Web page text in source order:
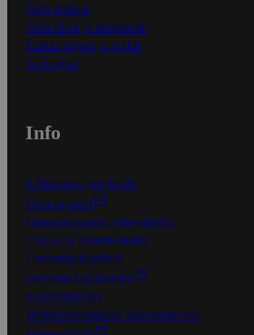
Näin maksat
Näin tilaat ja muokkaat
Kaikki ohjeet ja vinkit
In English
Info
S-Business yrityksille
Oiva-raportit
Osuuskauppojen yhteystiedot
Tilaus- ja toimitusehdot
Tietosuojakäytäntö
Palvelun käyttöehdot
Saavutettavuus
Mobiilisovelluksen saavutettavuus